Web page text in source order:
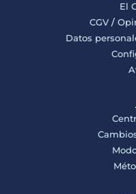
El
CGV/
Datos